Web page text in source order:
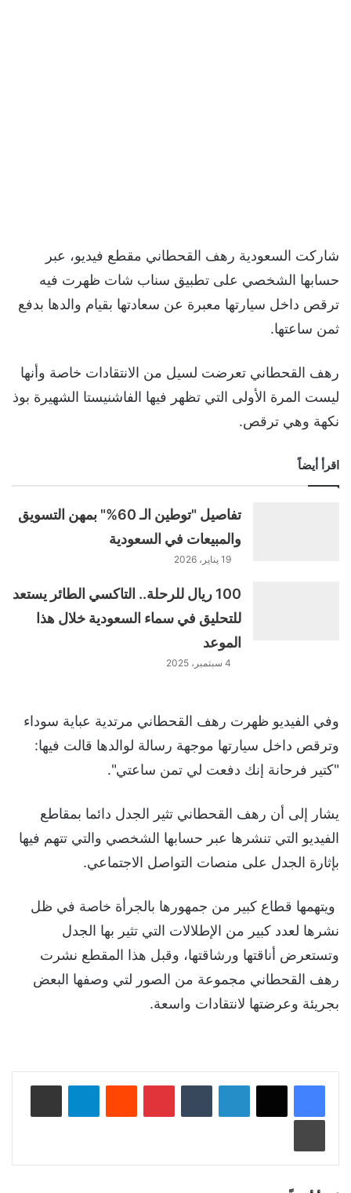
شاركت السعودية رهف القحطاني مقطع فيديو، عبر
حسابها الشخصي على تطبيق سناب شات ظهرت فيه
ترقص داخل سيارتها معبرة عن سعادتها بقيام والدها بدفع
ثمن ساعتها.
رهف القحطاني تعرضت لسيل من الانتقادات خاصة وأنها
ليست المرة الأولى التي تظهر فيها الفاشنيستا الشهيرة بوذ
نكهة وهي ترقص.
اقرأ أيضاً
تفاصيل "توطين الـ 60%" بمهن التسويق
والمبيعات في السعودية
19 يناير، 2026
100 ريال للرحلة.. التاكسي الطائر يستعد
للتحليق في سماء السعودية خلال هذا
الموعد
4 سبتمبر، 2025
وفي الفيديو ظهرت رهف القحطاني مرتدية عباية سوداء
وترقص داخل سيارتها موجهة رسالة لوالدها قالت فيها:
"كتير فرحانة إنك دفعت لي تمن ساعتي".
يشار إلى أن رهف القحطاني تثير الجدل دائما بمقاطع
الفيديو التي تنشرها عبر حسابها الشخصي والتي تتهم فيها
بإثارة الجدل على منصات التواصل الاجتماعي.
ويتهمها قطاع كبير من جمهورها بالجرأة خاصة في ظل
نشرها لعدد كبير من الإطلالات التي تثير بها الجدل
وتستعرض أناقتها ورشاقتها، وقبل هذا المقطع نشرت
رهف القحطاني مجموعة من الصور لتي وصفها البعض
بجريئة وعرضتها لانتقادات واسعة.
لينكدإن بينتيريست